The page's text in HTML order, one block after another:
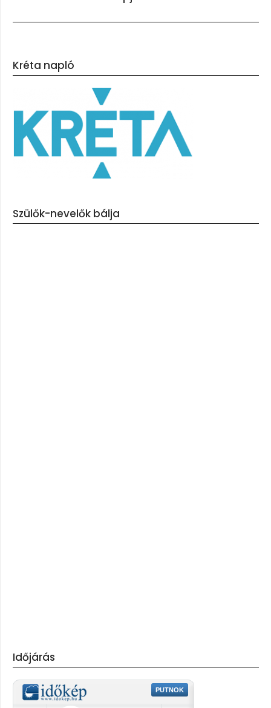
Kréta napló
Szülők-nevelők bálja
Időjárás